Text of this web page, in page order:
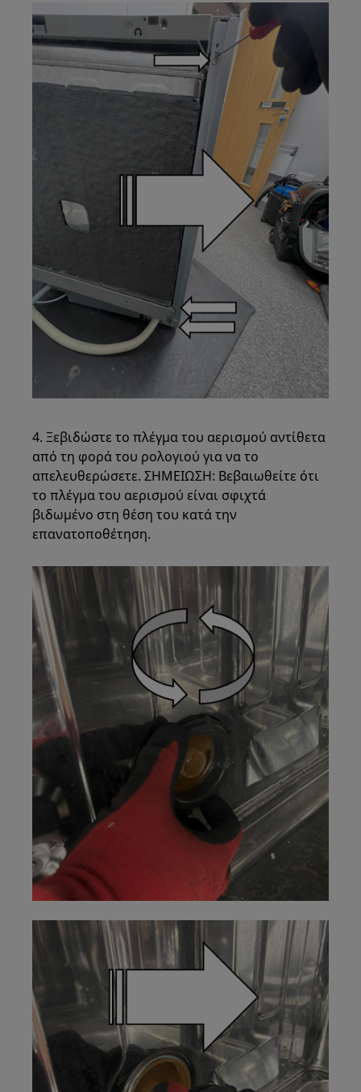
4. Ξεβιδώστε το πλέγμα του αερισμού αντίθετα
από τη φορά του ρολογιού για να το
απελευθερώσετε. ΣΗΜΕΙΩΣΗ: Βεβαιωθείτε ότι
το πλέγμα του αερισμού είναι σφιχτά
βιδωμένο στη θέση του κατά την
επανατοποθέτηση.